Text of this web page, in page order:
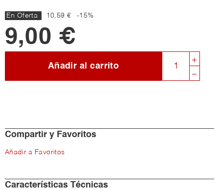
En Oferta 10,59 € -15%
9,00 €
Añadir al carrito
Compartir y Favoritos
Añadir a Favoritos
Características Técnicas